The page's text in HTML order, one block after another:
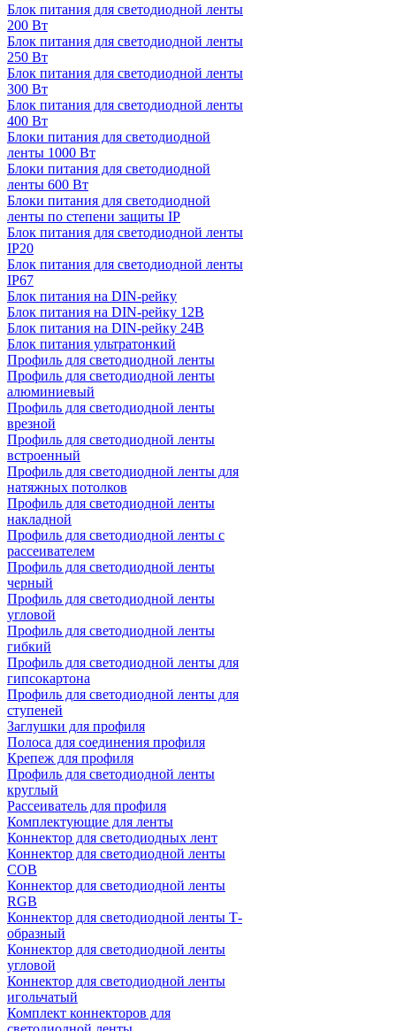
Блок питания для светодиодной ленты
200 Вт
Блок питания для светодиодной ленты
250 Вт
Блок питания для светодиодной ленты
300 Вт
Блок питания для светодиодной ленты
400 Вт
Блоки питания для светодиодной
ленты 1000 Вт
Блоки питания для светодиодной
ленты 600 Вт
Блоки питания для светодиодной
ленты по степени защиты IP
Блок питания для светодиодной ленты
IP20
Блок питания для светодиодной ленты
IP67
Блок питания на DIN-рейку
Блок питания на DIN-рейку 12В
Блок питания на DIN-рейку 24В
Блок питания ультратонкий
Профиль для светодиодной ленты
Профиль для светодиодной ленты
алюминиевый
Профиль для светодиодной ленты
врезной
Профиль для светодиодной ленты
встроенный
Профиль для светодиодной ленты для
натяжных потолков
Профиль для светодиодной ленты
накладной
Профиль для светодиодной ленты с
рассеивателем
Профиль для светодиодной ленты
черный
Профиль для светодиодной ленты
угловой
Профиль для светодиодной ленты
гибкий
Профиль для светодиодной ленты для
гипсокартона
Профиль для светодиодной ленты для
ступеней
Заглушки для профиля
Полоса для соединения профиля
Крепеж для профиля
Профиль для светодиодной ленты
круглый
Рассеиватель для профиля
Комплектующие для ленты
Коннектор для светодиодных лент
Коннектор для светодиодной ленты
COB
Коннектор для светодиодной ленты
RGB
Коннектор для светодиодной ленты Т-
образный
Коннектор для светодиодной ленты
угловой
Коннектор для светодиодной ленты
игольчатый
Комплект коннекторов для